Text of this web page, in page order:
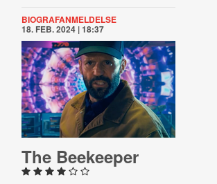
BIOGRAFANMELDELSE
18. FEB. 2024 | 18:37
The Beekeeper